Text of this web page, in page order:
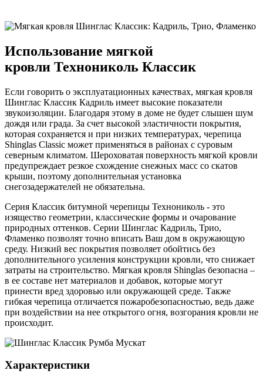
Использование мягкой
кровли Технониколь Классик
Если говорить о эксплуатационных качествах, мягкая кровля
Шинглас Классик Кадриль имеет высокие показатели
звукоизоляции. Благодаря этому в доме не будет слышен шум
дождя или града. За счет высокой эластичности покрытия,
которая сохраняется и при низких температурах, черепица
Shinglas Classic может применяться в районах с суровым
северным климатом. Шероховатая поверхность мягкой кровли
предупреждает резкое схождение снежных масс со скатов
крыши, поэтому дополнительная установка
снегозадержателей не обязательна.
Серия Классик битумной черепицы Технониколь - это
изящество геометрии, классические формы и очарование
природных оттенков. Серии Шинглас Кадриль, Трио,
Фламенко позволят точно вписать Ваш дом в окружающую
среду. Низкий вес покрытия позволяет обойтись без
дополнительного усиления конструкции кровли, что снижает
затраты на строительство. Мягкая кровля Shinglas безопасна –
в ее составе нет материалов и добавок, которые могут
принести вред здоровью или окружающей среде. Также
гибкая черепица отличается пожаробезопасностью, ведь даже
при воздействии на нее открытого огня, возгорания кровли не
происходит.
Характеристики